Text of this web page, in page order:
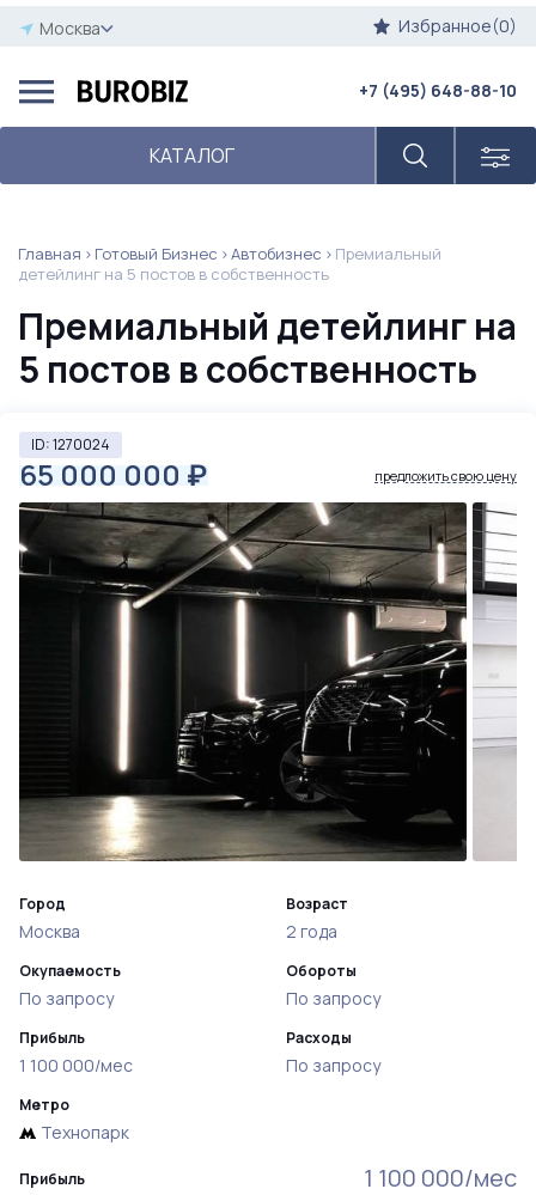
Москва Избранное(0)
КАТАЛОГ
+7 (495) 648-88-10
Главная Готовый Бизнес Автобизнес
Премиальный
детейлинг на 5 постов в собственность
Премиальный детейлинг на
5 постов в собственность
ID: 1270024
65 000 000 ₽ предложить свою цену
Прибыль 1 100 000/мес
Город
Москва
Окупаемость
По запросу
Прибыль
1 100 000/мес
Возраст
2 года
Обороты
По запросу
Расходы
По запросу
Метро
Технопарк